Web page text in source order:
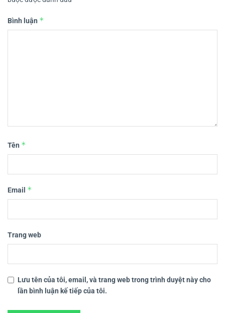
Bình luận *
Tên *
Email *
Trang web
Lưu tên của tôi, email, và trang web trong trình duyệt này cho
lần bình luận kế tiếp của tôi.